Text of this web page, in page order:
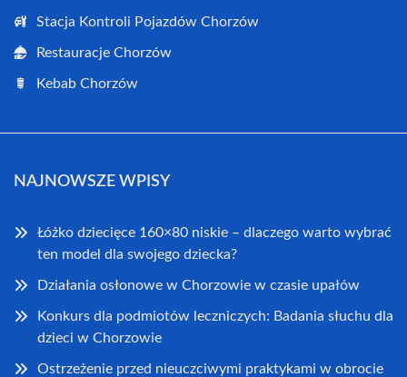
Stacja Kontroli Pojazdów Chorzów
Restauracje Chorzów
Kebab Chorzów
NAJNOWSZE WPISY
Łóżko dziecięce 160×80 niskie – dlaczego warto wybrać
ten model dla swojego dziecka?
Działania osłonowe w Chorzowie w czasie upałów
Konkurs dla podmiotów leczniczych: Badania słuchu dla
dzieci w Chorzowie
Ostrzeżenie przed nieuczciwymi praktykami w obrocie